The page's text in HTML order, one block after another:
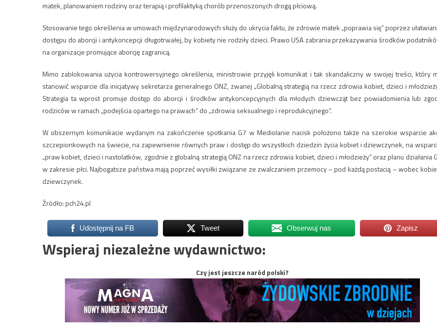
matek, planowaniem rodziny oraz terapią i profilaktyką chorób przenoszonych drogą płciową.
Stosowanie tego określenia w umowach międzynarodowych służy do ukrycia faktu, że zdrowie matek „poprawia się” poprzez
dostępu do aborcji i antykoncepcji długotrwałej, by kobiety nie rodziły dzieci. Prawo USA zabrania przekazywania środków
na organizacje promujące aborcję zagranicą.
Mimo zablokowania użycia kontrowersyjnego określenia, ministrowie przyjęli komunikat i tak skandaliczny w swojej treści, który
stanowić wsparcie dla inicjatywy sekretarza generalnego ONZ, zwanej „Globalną strategią na rzecz zdrowia kobiet, dzieci i
Strategia ta wprost promuje dostęp do aborcji i środków antykoncepcyjnych dla młodych dziewcząt bez powiadomienia lub
rodziców w ramach „podejścia opartego na prawach” do „zdrowia seksualnego i reprodukcyjnego”.
W obszernym komunikacie wydanym na zakończenie spotkania G7 w Mediolanie nacisk położono także na szerokie wsparcie
szczepionkowych na świecie, na zapewnienie równych praw i dostęp do wszystkich dziedzin życia kobiet i dziewczynek, na
„praw kobiet, dzieci i nastolatków, zgodnie z globalną strategią ONZ na rzecz zdrowia kobiet, dzieci i młodzieży” oraz planu działania
w zakresie płci. Najbogatsze państwa mają poprzeć wysiłki związane ze zwalczaniem przemocy – pod każdą postacią – wobec
dziewczynek.
Źródło: pch24.pl
Udostępnij na FB Tweet Obserwuj nas Zapisz
Wspieraj niezależne wydawnictwo:
Czy jest jeszcze naród polski?